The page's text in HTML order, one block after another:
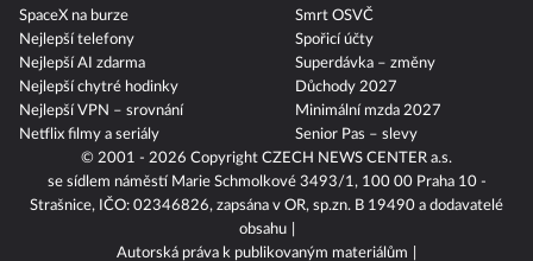
© 2001 - 2026 Copyright CZECH NEWS CENTER a.s.
se sídlem náměstí Marie Schmolkové 3493/1, 100 00 Praha 10 -
Strašnice, IČO: 02346826, zapsána v OR, sp.zn. B 19490 a dodavatelé
obsahu
Autorská práva k publikovaným materiálům
SpaceX na burze
Nejlepší telefony
Nejlepší AI zdarma
Nejlepší chytré hodinky
Nejlepší VPN – srovnání
Netflix filmy a seriály
Smrt OSVČ
Spořicí účty
Superdávka – změny
Důchody 2027
Minimální mzda 2027
Senior Pas – slevy